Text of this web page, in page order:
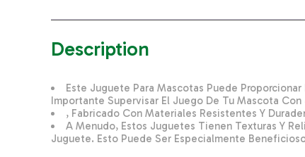
Description
Este Juguete Para Mascotas Puede
Importante Supervisar El Juego De Tu Mascota
, Fabricado Con Materiales Resistentes Y
A Menudo, Estos Juguetes Tienen Texturas Y
Juguete. Esto Puede Ser Especialmente